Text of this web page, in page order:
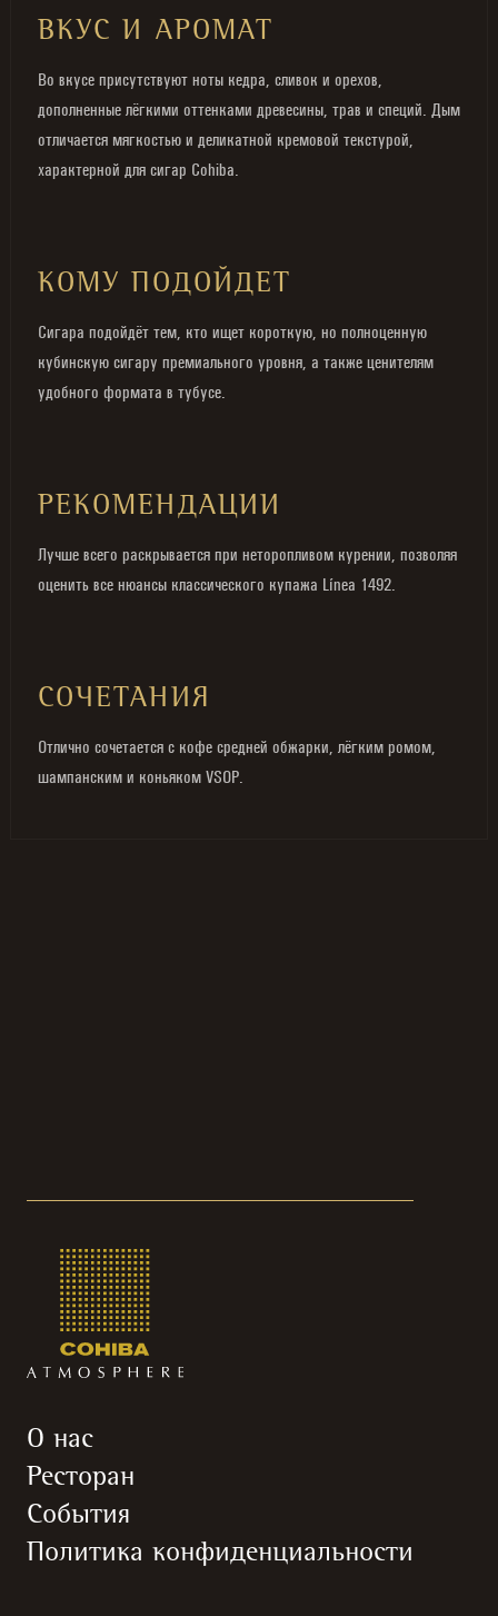
ВКУС И АРОМАТ
Во вкусе присутствуют ноты кедра, сливок и орехов,
дополненные лёгкими оттенками древесины, трав и специй. Дым
отличается мягкостью и деликатной кремовой текстурой,
характерной для сигар Cohiba.
КОМУ ПОДОЙДЕТ
Сигара подойдёт тем, кто ищет короткую, но полноценную
кубинскую сигару премиального уровня, а также ценителям
удобного формата в тубусе.
РЕКОМЕНДАЦИИ
Лучше всего раскрывается при неторопливом курении, позволяя
оценить все нюансы классического купажа Línea 1492.
СОЧЕТАНИЯ
Отлично сочетается с кофе средней обжарки, лёгким ромом,
шампанским и коньяком VSOP.
О нас
Ресторан
События
Политика конфиденциальности